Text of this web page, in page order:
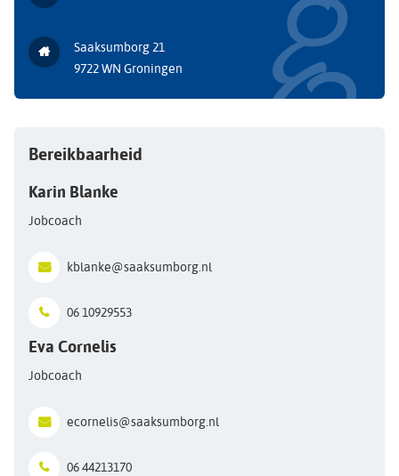
Saaksumborg 21
9722 WN Groningen
Bereikbaarheid
Karin Blanke
Jobcoach
kblanke@saaksumborg.nl
06 10929553
Eva Cornelis
Jobcoach
ecornelis@saaksumborg.nl
06 44213170